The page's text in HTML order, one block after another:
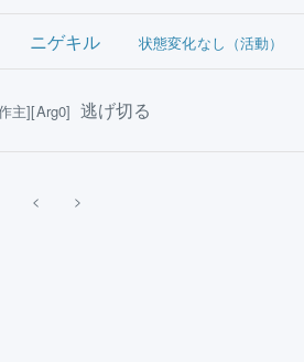
ニゲキル 状態変化なし（活動）
主][Arg0] 逃げ切る
< >